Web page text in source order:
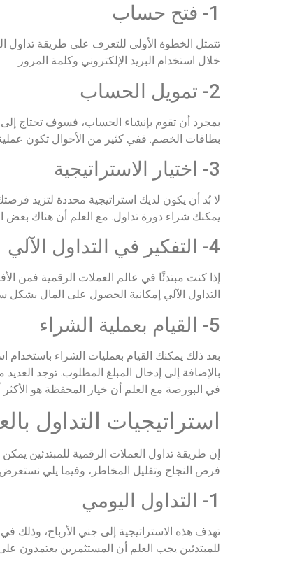
1- فتح حساب
تتمثل الخطوة الأولى للتعرف على طريقة
خلال استخدام البريد الإلكتروني وكلمة المرور.
2- تمويل الحساب
بمجرد أن تقوم بإنشاء الحساب، فسوف تحتاج
بطاقات الخصم. ففي كثير من الأحوال تكون
3- اختيار الاستراتيجية
لا بُد أن يكون لديك استراتيجية محددة لتزيد
يمكنك شراء دورة تداول. مع العلم أن هناك بعض
4- التفكير في التداول الآلي
إذا كنت مبتدئًا في عالم العملات الرقمية فمن
التداول الآلي إمكانية الحصول على المال بشكل
5- القيام بعملية الشراء
بعد ذلك يمكنك القيام بعمليات الشراء
بالإضافة إلى إدخال المبلغ المطلوب. توجد
في البورصة مع العلم أن خيار المحفظة هو الأكثر
استراتيجيات التداول
إن طريقة تداول العملات الرقمية للمبتدئين
فرص النجاح وتقليل المخاطر، وفيما يلي نستعرض
1- التداول اليومي
تهدف هذه الاستراتيجية إلى جني الأرباح،
للمبتدئين يجب العلم أن المستثمرين يعتمدون